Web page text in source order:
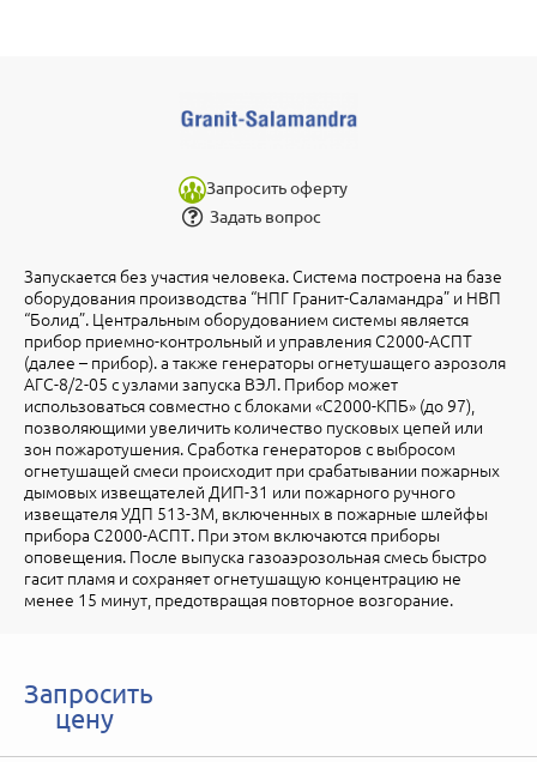
Запросить оферту
Задать вопрос
Запускается без участия человека. Система построена на базе
оборудования производства “НПГ Гранит-Саламандра” и НВП
“Болид”. Центральным оборудованием системы является
прибор приемно-контрольный и управления С2000-АСПТ
(далее – прибор). а также генераторы огнетушащего аэрозоля
АГС-8/2-05 с узлами запуска ВЭЛ. Прибор может
использоваться совместно с блоками «С2000-КПБ» (до 97),
позволяющими увеличить количество пусковых цепей или
зон пожаротушения. Сработка генераторов с выбросом
огнетушащей смеси происходит при срабатывании пожарных
дымовых извещателей ДИП-31 или пожарного ручного
извещателя УДП 513-3М, включенных в пожарные шлейфы
прибора С2000-АСПТ. При этом включаются приборы
оповещения. После выпуска газоаэрозольная смесь быстро
гасит пламя и сохраняет огнетушащую концентрацию не
менее 15 минут, предотвращая повторное возгорание.
Запросить
цену